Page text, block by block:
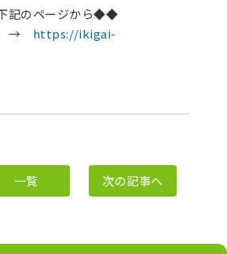
記のページから◆◆
→ https://ikigai-
一覧 次の記事へ